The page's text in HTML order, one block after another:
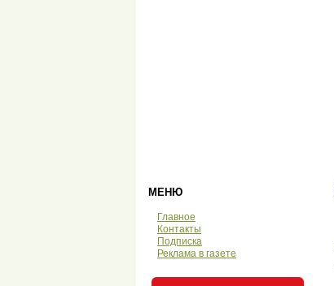
МЕНЮ
Главное
Контакты
Подписка
Реклама в газете